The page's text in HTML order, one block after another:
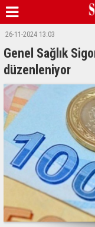
26-11-2024 13:03
Genel Sağlık
düzenleniyor